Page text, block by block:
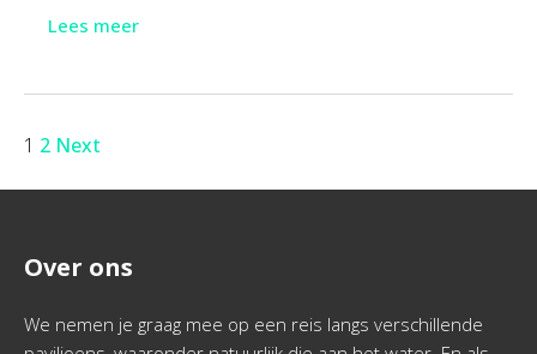
Lees meer
1 2 Next
Over ons
We nemen je graag mee op een reis langs verschillende